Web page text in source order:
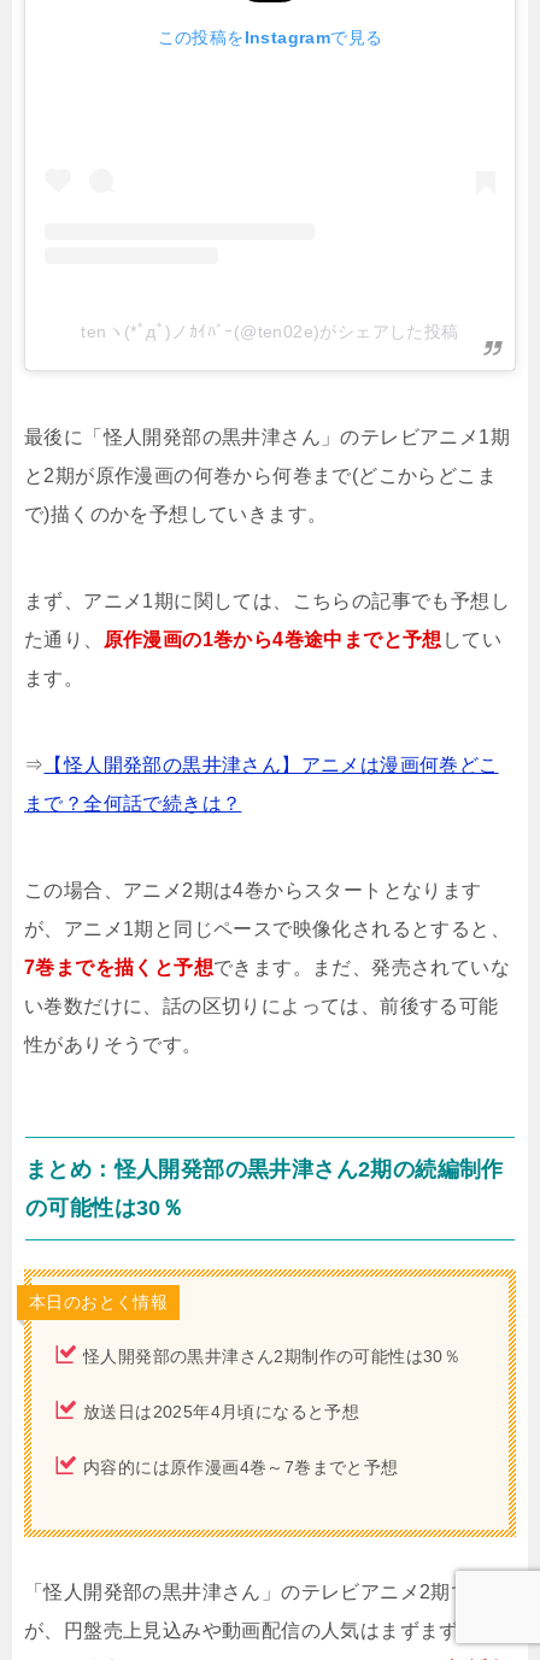
この投稿をInstagramで見る
tenヽ(*ﾟдﾟ)ノｶｲﾊﾞｰ(@ten02e)がシェアした投稿
最後に「怪人開発部の黒井津さん」のテレビアニメ1期
と2期が原作漫画の何巻から何巻まで(どこからどこま
で)描くのかを予想していきます。
まず、アニメ1期に関しては、こちらの記事でも予想し
た通り、
原作漫画の1巻から4巻途中までと予想 してい
ます。
⇒ 【怪人開発部の黒井津さん】アニメは漫画何巻どこ
まで？全何話で続きは？
この場合、アニメ2期は4巻からスタートとなります
が、アニメ1期と同じペースで映像化されるとすると、
7巻までを描くと予想できます。まだ、発売されていな
い巻数だけに、話の区切りによっては、前後する可能
性がありそうです。
まとめ：怪人開発部の黒井津さん2期の続編制作
の可能性は30％
本日のおとく情報
怪人開発部の黒井津さん2期制作の可能性は30％
放送日は2025年4月頃になると予想
内容的には原作漫画4巻～7巻までと予想
「怪人開発部の黒井津さん」のテレビアニメ2期です
が、円盤売上見込みや動画配信の人気はまずまずなも